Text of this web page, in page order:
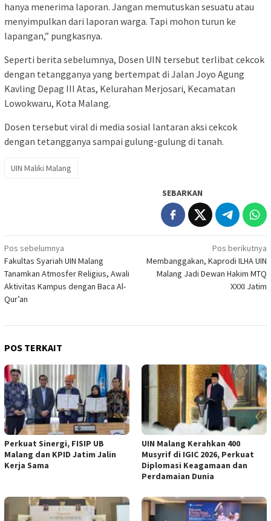
hanya menerima laporan. Jangan memutuskan sesuatu atau
menyimpulkan dari laporan warga. Tapi mohon turun ke
lapangan,” pungkasnya.
Seperti berita sebelumnya, Dosen UIN tersebut terlibat cekcok
dengan tetangganya yang bertempat di Jalan Joyo Agung
Kavling Depag III Atas, Kelurahan Merjosari, Kecamatan
Lowokwaru, Kota Malang.
Dosen tersebut viral di media sosial lantaran aksi cekcok
dengan tetangganya sampai gulung-gulung di tanah.
UIN Maliki Malang
SEBARKAN
Navigasi
pos
Pos sebelumnya
Fakultas Syariah UIN Malang
Tanamkan Atmosfer Religius, Awali
Aktivitas Kampus dengan Baca Al-
Qur’an
Pos berikutnya
Membanggakan, Kaprodi ILHA UIN
Malang Jadi Dewan Hakim MTQ
XXXI Jatim
POS TERKAIT
Perkuat Sinergi, FISIP UB
Malang dan KPID Jatim Jalin
Kerja Sama
UIN Malang Kerahkan 400
Musyrif di IGIC 2026, Perkuat
Diplomasi Keagamaan dan
Perdamaian Dunia